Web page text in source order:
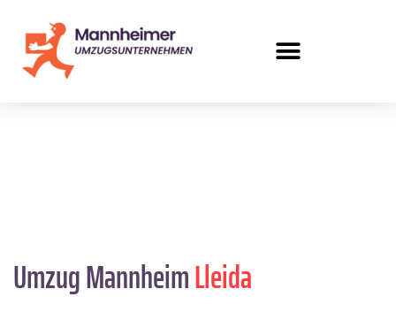
Umzug MannheimLleida